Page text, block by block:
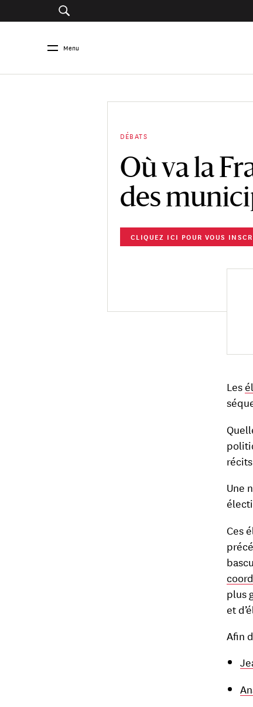
Menu
DÉBATS
Où va la
des
CLIQUEZ ICI POUR VOUS
Les
Une
Ces
plus
et
Afin